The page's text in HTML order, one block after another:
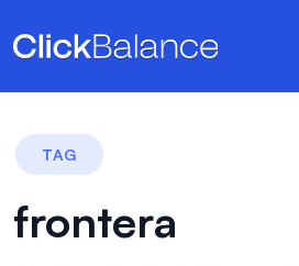
TAG
frontera